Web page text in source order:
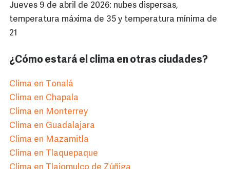
Jueves 9 de abril de 2026: nubes dispersas,
temperatura máxima de 35 y temperatura mínima de
21
¿Cómo estará el clima en otras ciudades?
Clima en Tonalá
Clima en Chapala
Clima en Monterrey
Clima en Guadalajara
Clima en Mazamitla
Clima en Tlaquepaque